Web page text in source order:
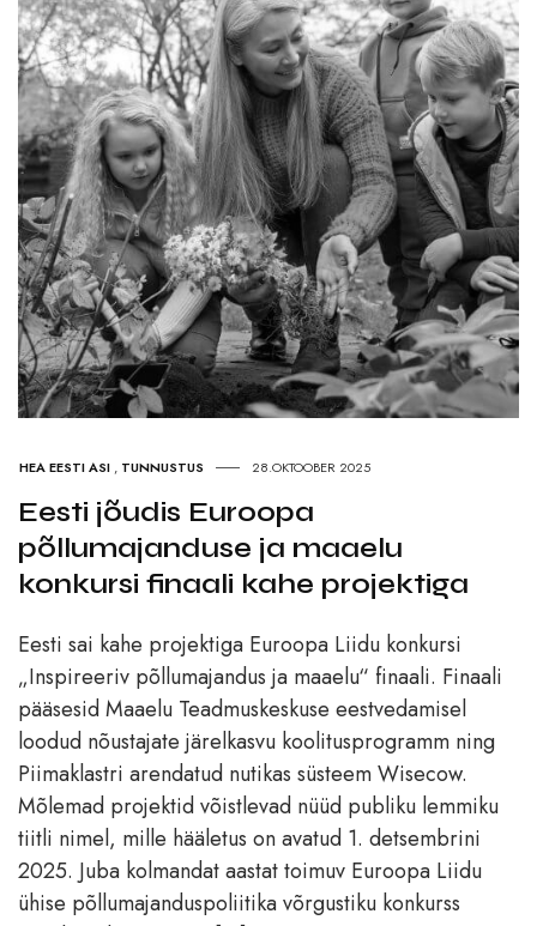
HEA EESTI ASI , TUNNUSTUS 28.OKTOOBER 2025
Eesti jõudis Euroopa
põllumajanduse ja maaelu
konkursi finaali kahe projektiga
Eesti sai kahe projektiga Euroopa Liidu konkursi
„Inspireeriv põllumajandus ja maaelu“ finaali. Finaali
pääsesid Maaelu Teadmuskeskuse eestvedamisel
loodud nõustajate järelkasvu koolitusprogramm ning
Piimaklastri arendatud nutikas süsteem Wisecow.
Mõlemad projektid võistlevad nüüd publiku lemmiku
tiitli nimel, mille hääletus on avatud 1. detsembrini
2025. Juba kolmandat aastat toimuv Euroopa Liidu
ühise põllumajanduspoliitika võrgustiku konkurss